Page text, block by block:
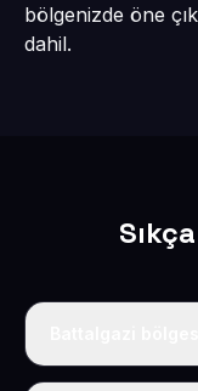
bölgenizde öne
dahil.
Evet, Battalgazi